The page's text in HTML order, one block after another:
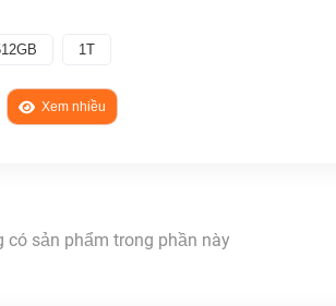
1T
Xem nhiều
có sản phẩm trong phần này